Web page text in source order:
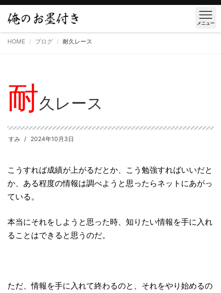
メニュー
HOME ブログ 耐久レース
耐久レース
すみ 2024年10月3日
こうすれば成績が上がるだとか、こう勉強すればいいだと
か、ある程度の情報は調べようと思ったらネットにあがっ
ている。
本当にそれをしようと思った時、知りたい情報を手に入れ
ることはできると思うのだ。
ただ、情報を手に入れて終わるのと、それをやり始めるの